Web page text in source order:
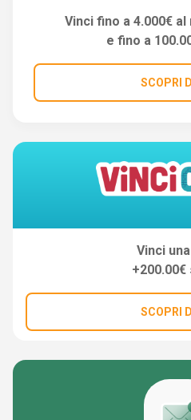
Vinci fino a 4.000€
e fino a
SCOPRI
Vinci
+200.00€
SCOPRI